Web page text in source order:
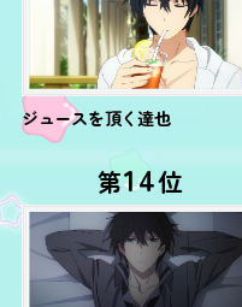
ジュースを頂く達也
第14位